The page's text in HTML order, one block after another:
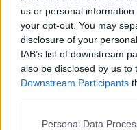
us or personal
your opt-out. You may
disclosure of your
IAB’s list of downstream
also be disclosed by us to
Downstream Participants
Please note that this
Personal Data